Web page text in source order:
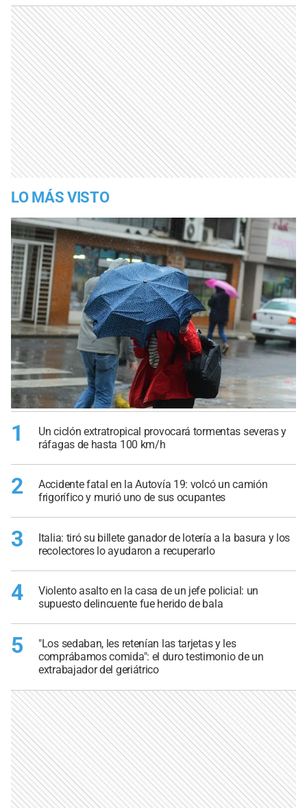
LO MÁS VISTO
1
Un ciclón extratropical provocará tormentas severas y
ráfagas de hasta 100 km/h
2
Accidente fatal en la Autovía 19: volcó un camión
frigorífico y murió uno de sus ocupantes
3
Italia: tiró su billete ganador de lotería a la basura y los
recolectores lo ayudaron a recuperarlo
4
Violento asalto en la casa de un jefe policial: un
supuesto delincuente fue herido de bala
5
"Los sedaban, les retenían las tarjetas y les
comprábamos comida": el duro testimonio de un
extrabajador del geriátrico